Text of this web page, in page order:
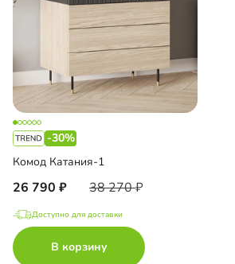
-30%
Комод Катания-1
26 790 38 270
Доступно для доставки
В корзину